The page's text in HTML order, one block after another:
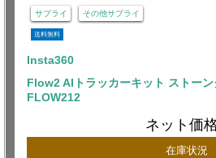
サプライ その他サプライ
送料無料
Insta360
Flow2 AIトラッカーキット ストー
FLOW212
ネット価格
在庫状況